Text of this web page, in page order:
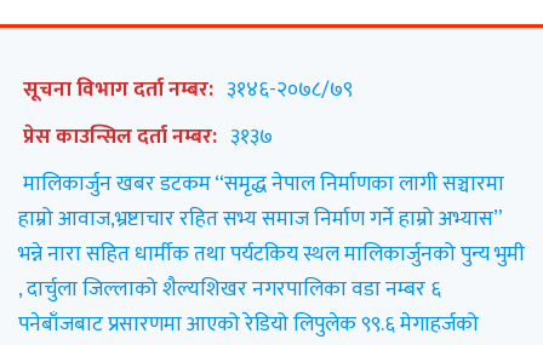
सूचना विभाग दर्ता नम्बर: ३१४६-२०७८/७९
प्रेस काउन्सिल दर्ता नम्बर: ३१३७
मालिकार्जुन खबर डटकम “समृद्ध नेपाल निर्माणका लागी सञ्चारमा
हाम्रो आवाज,भ्रष्टाचार रहित सभ्य समाज निर्माण गर्ने हाम्रो अभ्यास”
भन्ने नारा सहित धार्मीक तथा पर्यटकिय स्थल मालिकार्जुनको पुन्य भुमी
, दार्चुला जिल्लाको शैल्यशिखर नगरपालिका वडा नम्बर ६
पनेबाँजबाट प्रसारणमा आएको रेडियो लिपुलेक ९९.६ मेगाहर्जको